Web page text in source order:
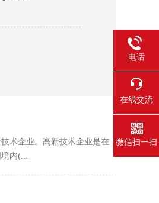
术企业。高新技术企业是在
内(...
电话
在线交流
微信扫一扫